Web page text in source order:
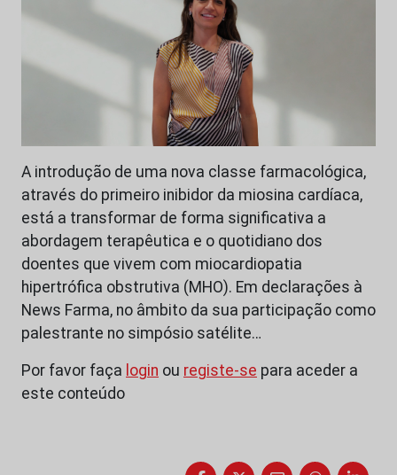
A introdução de uma nova classe farmacológica,
através do primeiro inibidor da miosina cardíaca,
está a transformar de forma significativa a
abordagem terapêutica e o quotidiano dos
doentes que vivem com miocardiopatia
hipertrófica obstrutiva (MHO). Em declarações à
News Farma, no âmbito da sua participação como
palestrante no simpósio satélite…
Por favor faça login ou registe-se para aceder a
este conteúdo